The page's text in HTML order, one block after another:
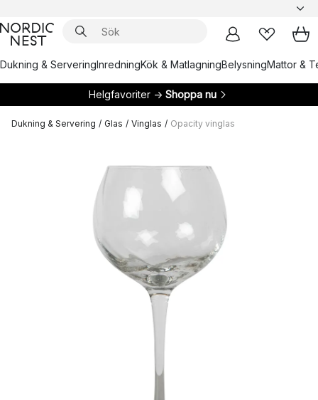
Dukning & ServeringInredningKök & MatlagningBelysningMattor &
Helgfavoriter → Shoppa nu
Dukning & Servering / Glas / Vinglas / Opacity vinglas